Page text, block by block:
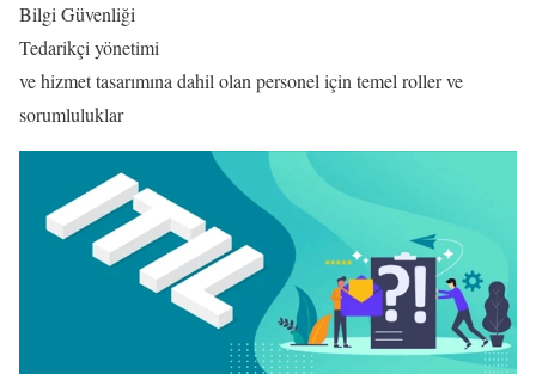
Bilgi Güvenliği
Tedarikçi yönetimi
ve hizmet tasarımına dahil olan personel için temel roller ve
sorumluluklar